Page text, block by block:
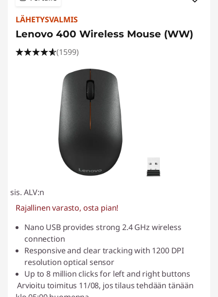
LÄHETYSVALMIS
Lenovo 400 Wireless Mouse (WW)
(1599)
sis. ALV:n
Rajallinen varasto, osta pian!
Nano USB provides strong 2.4 GHz wireless
connection
Responsive and clear tracking with 1200 DPI
resolution optical sensor
Up to 8 million clicks for left and right buttons
Arvioitu toimitus 11/08, jos tilaus tehdään tänään